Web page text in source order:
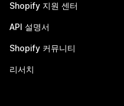
Shopify 지원 센터
API 설명서
Shopify 커뮤니티
리서치